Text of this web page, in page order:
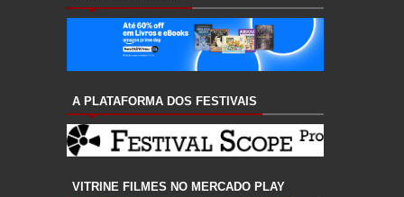
A PLATAFORMA DOS FESTIVAIS
VITRINE FILMES NO MERCADO PLAY